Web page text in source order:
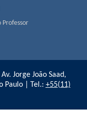
Professor
Jorge João Saad,
Paulo | Tel.: +55(11)